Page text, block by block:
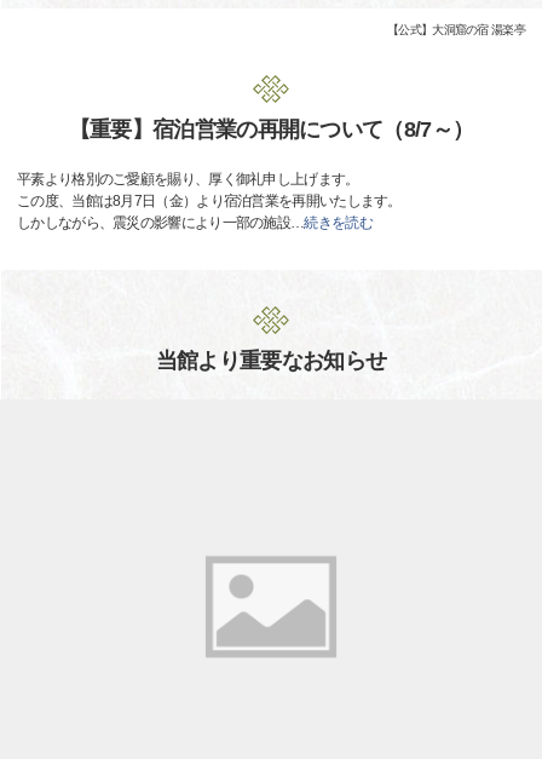
【公式】大洞窟の宿 湯楽亭
【重要】宿泊営業の再開について（8/7～）
平素より格別のご愛顧を賜り、厚く御礼申し上げます。
この度、当館は8月7日（金）より宿泊営業を再開いたします。
しかしながら、震災の影響により一部の施設…続きを読む
当館より重要なお知らせ